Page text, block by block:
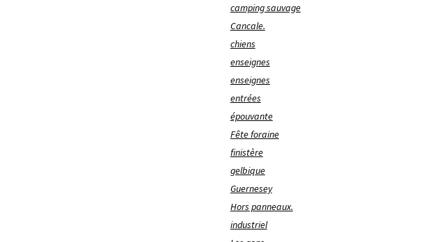
camping sauvage
Cancale.
chiens
enseignes
enseignes
entrées
épouvante
Fête foraine
finistère
gelbique
Guernesey
Hors panneaux.
industriel